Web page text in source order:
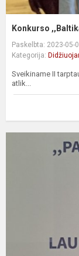
Konkurso
Paskelbta: 2023-05-
Kategorija:
Sveikiname II
atlik...